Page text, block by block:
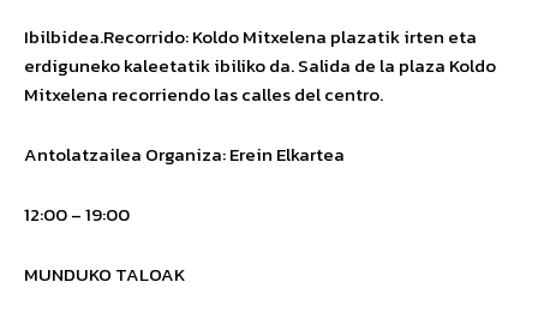
Ibilbidea.Recorrido: Koldo Mitxelena plazatik irten eta
erdiguneko kaleetatikibiliko da.Salida de la plaza Koldo
Mitxelena recorriendo las calles del centro.
Antolatzailea Organiza: Erein Elkartea
12:00 – 19:00
MUNDUKO TALOAK